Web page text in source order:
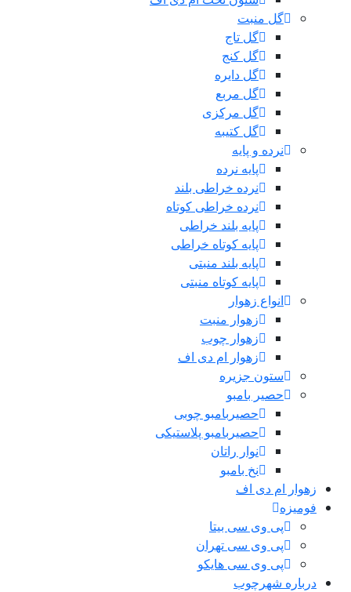
گل منبت
گل تاج
گل کنج
گل دایره
گل مربع
گل مرکزی
گل کتیبه
نرده و پایه
پایه نرده
نرده خراطی بلند
نرده خراطی کوتاه
پایه بلند خراطی
پایه کوتاه خراطی
پایه بلند منبتی
پایه کوتاه منبتی
انواع زهوار
زهوار منبت
زهوار چوب
زهوار ام دی اف
ستون جزیره
حصیر بامبو
حصیربامبو چوبی
حصیربامبو پلاستیکی
نوار راتان
نخ بامبو
زهوار ام دی اف
فومیزه
پی وی سی بیتا
پی وی سی تهران
پی وی سی هایکو
درباره شهرچوب